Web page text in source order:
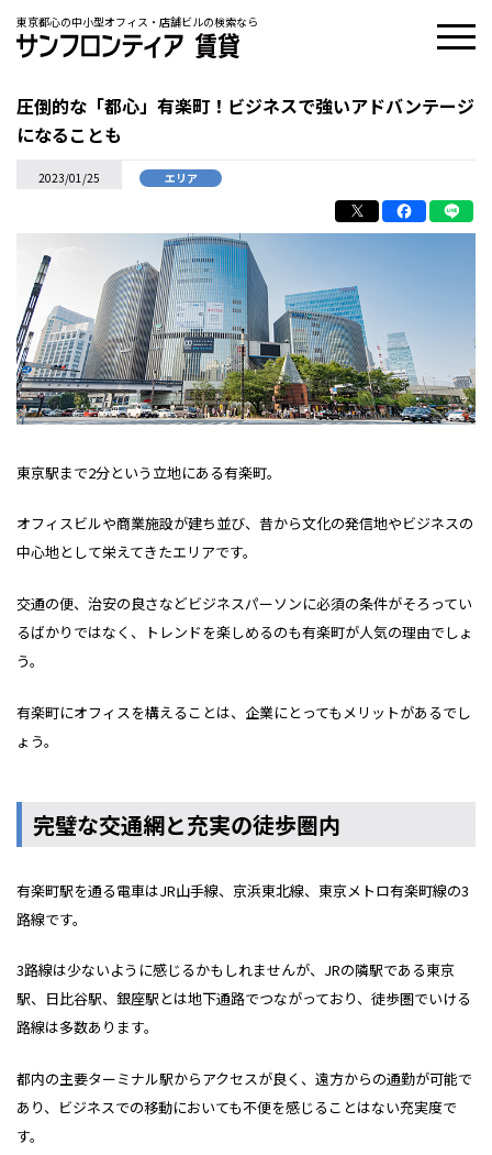
東京都心の中小型オフィス・店舗ビルの検索なら
圧倒的な「都心」有楽町！ビジネスで強いアドバンテージ
になることも
2023/01/25 エリア
東京駅まで2分という立地にある有楽町。
オフィスビルや商業施設が建ち並び、昔から文化の発信地やビジネスの
中心地として栄えてきたエリアです。
交通の便、治安の良さなどビジネスパーソンに必須の条件がそろってい
るばかりではなく、トレンドを楽しめるのも有楽町が人気の理由でしょ
う。
有楽町にオフィスを構えることは、企業にとってもメリットがあるでし
ょう。
完璧な交通網と充実の徒歩圏内
有楽町駅を通る電車はJR山手線、京浜東北線、東京メトロ有楽町線の3
路線です。
3路線は少ないように感じるかもしれませんが、JRの隣駅である東京
駅、日比谷駅、銀座駅とは地下通路でつながっており、徒歩圏でいける
路線は多数あります。
都内の主要ターミナル駅からアクセスが良く、遠方からの通勤が可能で
あり、ビジネスでの移動においても不便を感じることはない充実度で
す。